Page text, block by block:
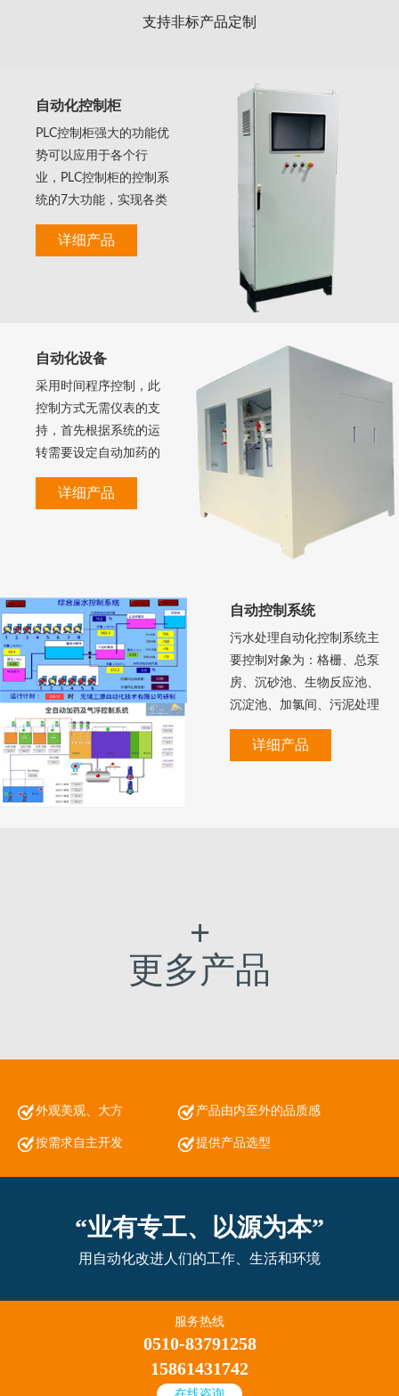
支持非标产品定制
自动化控制柜
PLC控制柜强大的功能优
势可以应用于各个行
业，PLC控制柜的控制系
统的7大功能，实现各类
设备的自动化处理功
能。详细产品
自动化设备
采用时间程序控制，此
控制方式无需仪表的支
持，首先根据系统的运
转需要设定自动加药的
周期、加药量、加药时
间和加药频率。
详细产品
自动控制系统
污水处理自动化控制系统主
要控制对象为：格栅、总泵
房、沉砂池、生物反应池、
沉淀池、加氯间、污泥处理
装置、鼓风机房等。
详细产品
+
更多产品
外观美观、大方 产品由内至外的品质感
按需求自主开发 提供产品选型
“业有专工、以源为本”
用自动化改进人们的工作、生活和环境
服务热线
0510-83791258
15861431742